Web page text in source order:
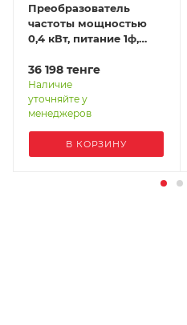
Преобразователь
частоты мощностью
0,4 кВт, питание 1ф,
EFIP-LA3-0R4G-2S
36 198 тенге
Наличие
уточняйте у
менеджеров
В КОРЗИНУ